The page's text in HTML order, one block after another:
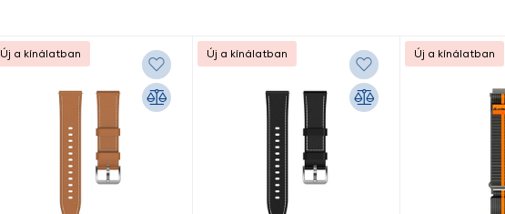
Új a kínálatban Új a kínálatban Új a kínálatban